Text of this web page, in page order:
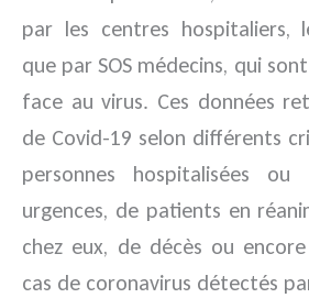
par les centres hospitaliers,
que par SOS médecins, qui
face au virus. Ces données
de Covid-19 selon différents
personnes hospitalisées
urgences, de patients en
chez eux, de décès ou
cas de coronavirus détectés